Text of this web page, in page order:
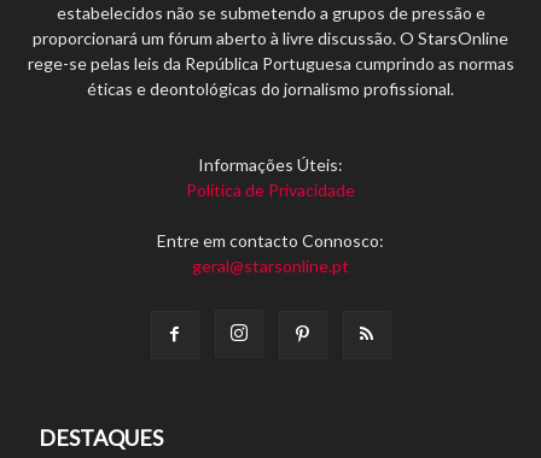
estabelecidos não se submetendo a grupos de pressão e
proporcionará um fórum aberto à livre discussão. O StarsOnline
rege-se pelas leis da República Portuguesa cumprindo as normas
éticas e deontológicas do jornalismo profissional.
Informações Úteis:
Política de Privacidade
Entre em contacto Connosco:
geral@starsonline.pt
DESTAQUES